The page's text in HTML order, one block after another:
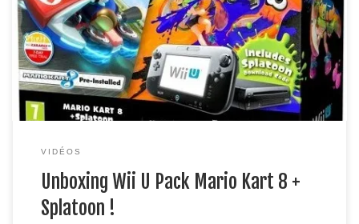
Viens découvrir l’unboxing du nouveau Wii U Pack Mario Kart
8 + Splatoon ! Avec Loïc Drums.
VIDÉOS
Unboxing Wii U Pack Mario Kart 8 +
Splatoon !